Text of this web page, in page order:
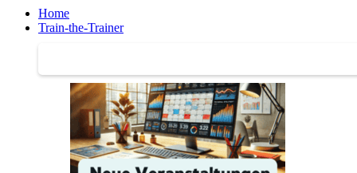
Home
Train-the-Trainer